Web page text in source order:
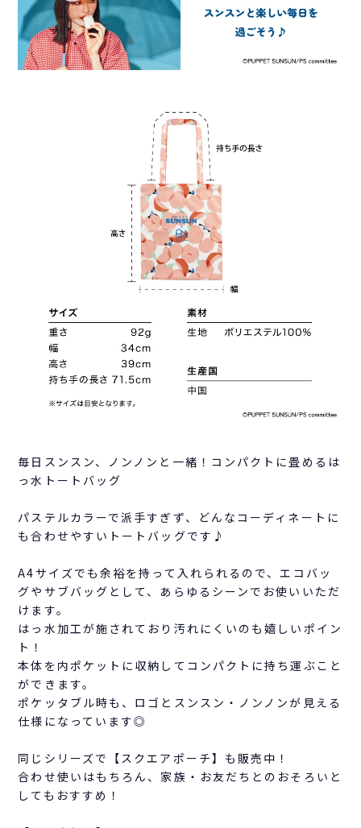
毎日スンスン、ノンノンと一緒！コンパクトに畳めるは
っ水トートバッグ
パステルカラーで派手すぎず、どんなコーディネートに
も合わせやすいトートバッグです♪
A4サイズでも余裕を持って入れられるので、エコバッ
グやサブバッグとして、あらゆるシーンでお使いいただ
けます。
はっ水加工が施されており汚れにくいのも嬉しいポイン
ト！
本体を内ポケットに収納してコンパクトに持ち運ぶこと
ができます。
ポケッタブル時も、ロゴとスンスン・ノンノンが見える
仕様になっています◎
同じシリーズで【スクエアポーチ】も販売中！
合わせ使いはもちろん、家族・お友だちとのおそろいと
してもおすすめ！